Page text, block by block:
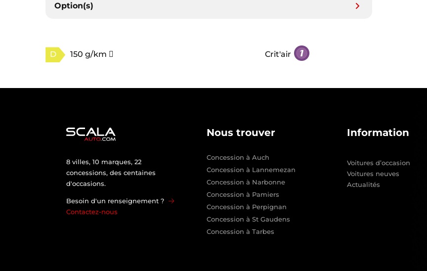
Option(s)
D 150 g/km Crit'air
8 villes, 10 marques, 22
concessions, des centaines
d'occasions.
Besoin d'un renseignement ?
Contactez-nous
Nous trouver
Concession à Auch
Concession à Lannemezan
Concession à Narbonne
Concession à Pamiers
Concession à Perpignan
Concession à St Gaudens
Concession à Tarbes
Information
Voitures d’occasion
Voitures neuves
Actualités